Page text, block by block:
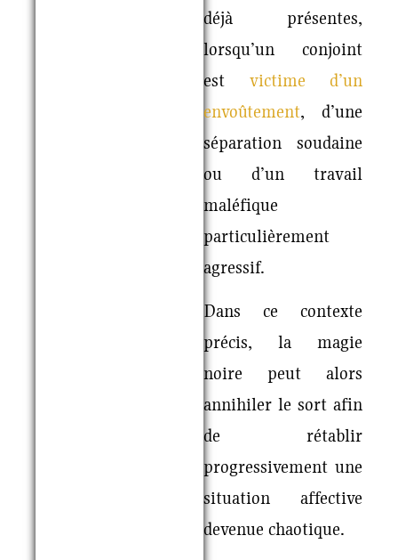
déjà présentes,
lorsqu’un conjoint
est victime d’un
envoûtement, d’une
séparation soudaine
ou d’un travail
maléfique
particulièrement
agressif.
Dans ce contexte
précis, la magie
noire peut alors
annihiler le sort afin
de rétablir
progressivement une
situation affective
devenue chaotique.